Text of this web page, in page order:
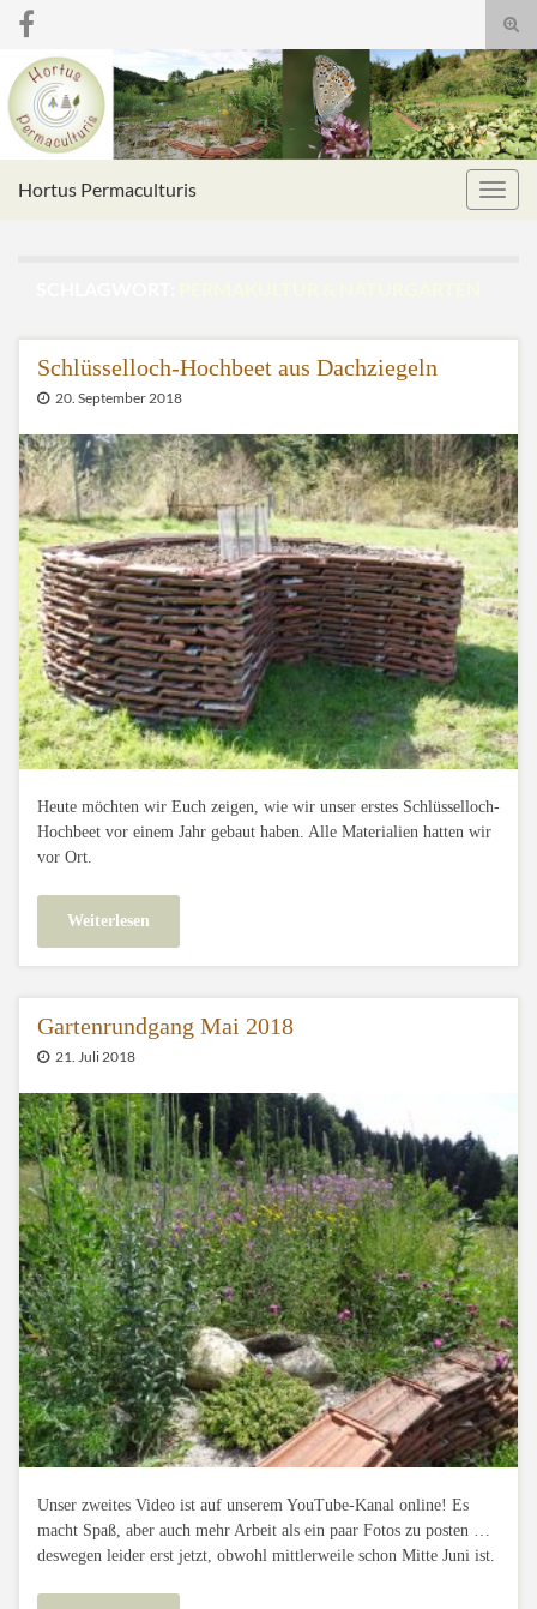
Search for:
Hortus Permaculturis
Schlüsselloch-Hochbeet aus Dachziegeln
20. September 2018
Heute möchten wir Euch zeigen, wie wir unser erstes Schlüsselloch-
Hochbeet vor einem Jahr gebaut haben. Alle Materialien hatten wir
vor Ort.
Weiterlesen
Gartenrundgang Mai 2018
21. Juli 2018
Unser zweites Video ist auf unserem YouTube-Kanal online! Es
macht Spaß, aber auch mehr Arbeit als ein paar Fotos zu posten …
deswegen leider erst jetzt, obwohl mittlerweile schon Mitte Juni ist.